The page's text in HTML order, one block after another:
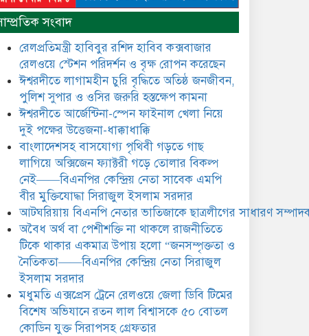
জেলা ডিবি টিমের বিশেষ অভিযানে
রতন লাল বিশ্বাসকে ৫০ বোতল
কোডিন যুক্ত সিরাপসহ গ্রেফতার
ঈশ্বরদীতে বিএনপি নেত্রীর বিরুদ্ধে
জমি ও দোকান দখলের চেষ্টার
অভিযোগে সংবাদ সম্মেলন
যে ঐক্যের মাধ্যমে ১৯৯১ সালে
বিএনপির সকলস্তরের নেতাকর্মীরা
ভঙ্গুর দলকে প্রতিষ্ঠা এবং নির্বাচন
করে স্বৈরাচারী শেখ হাসিনাকে
অপসারণ করেছিল সেই ঐক্যকেই
সুদৃঢ় করার আহবান জানিয়েছেন—- বিএনপির কেন্দ্রিয়
নির্বাহী কমিটির নেতা, সাবেক এমপি বীর মুক্তিযোদ্ধা
সিরাজুল ইসলাম সরদার
আদালত থেকে দেওয়া রিসিভার
নিয়োগের আদেশ অমান্য করে
টাকার লিচু ও আম লুট
,জীবননাশের হুমকি ,পুলিশের
নীরব ভ’মিকায় প্রধানমন্ত্রীর জরুরি হস্তক্ষেপ কামনা
সংবাদ
রেলপ্রতিমন্ত্রী হাবিবুর রশিদ হাবিব কক্সবাজার
রেলওয়ে স্টেশন পরিদর্শন ও বৃক্ষ রোপন করেছেন
ঈশ্বরদীতে লাগামহীন চুরি বৃদ্ধিতে অতিষ্ঠ জনজীবন,
পুলিশ সুপার ও ওসির জরুরি হস্তক্ষেপ কামনা ​
ঈশ্বরদীতে আর্জেন্টিনা-স্পেন ফাইনাল খেলা নিয়ে
দুই পক্ষের উত্তেজনা-ধাক্কাধাক্কি
বাংলাদেশসহ বাসযোগ্য পৃথিবী গড়তে গাছ
লাগিয়ে অক্সিজেন ফ্যাক্টরী গড়ে তোলার বিকল্প
নেই——বিএনপির কেন্দ্রিয় নেতা সাবেক এমপি
বীর মুক্তিযোদ্ধা সিরাজুল ইসলাম সরদার
আটঘরিয়ায় বিএনপি নেতার ভাতিজাকে ছাত্রলীগের সাধারণ
​​অবৈধ অর্থ বা পেশীশক্তি না থাকলে রাজনীতিতে
টিকে থাকার একমাত্র উপায় হলো “জনসম্পৃক্ততা ও
নৈতিকতা——বিএনপির কেন্দ্রিয় নেতা সিরাজুল
ইসলাম সরদার
মধুমতি এক্সপ্রেস ট্রেনে রেলওয়ে জেলা ডিবি টিমের
বিশেষ অভিযানে রতন লাল বিশ্বাসকে ৫০ বোতল
কোডিন যুক্ত সিরাপসহ গ্রেফতার